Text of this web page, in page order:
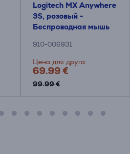
Logitech MX Anywhere
3S, розовый -
Беспроводная мышь
910-006931
Цена для друга:
69.99 €
99.99 €